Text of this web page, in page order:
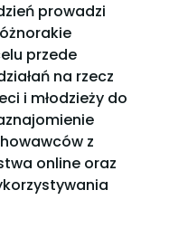
prowadzi
przede
na rzecz
i młodzieży do
z
online oraz